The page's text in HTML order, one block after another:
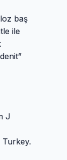
baş
ile
J